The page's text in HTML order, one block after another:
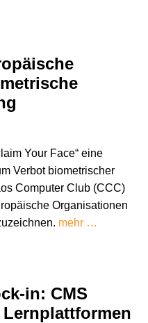
Your Face“ eine
Verbot biometrischer
Computer Club (CCC)
Organisationen
mehr …
in: CMS